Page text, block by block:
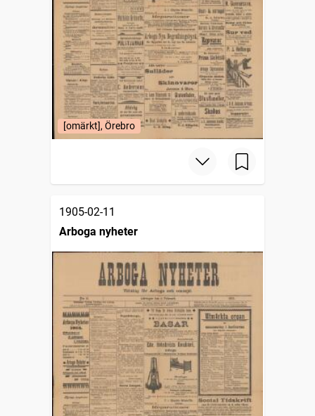
[omärkt], Örebro
1905-02-11
Arboga nyheter